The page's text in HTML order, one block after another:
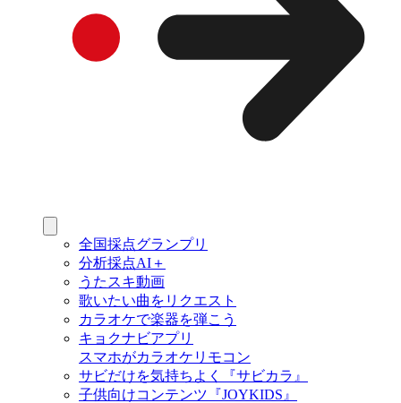
全国採点グランプリ
分析採点AI＋
うたスキ動画
歌いたい曲をリクエスト
カラオケで楽器を弾こう
キョクナビアプリ
スマホがカラオケリモコン
サビだけを気持ちよく『サビカラ』
子供向けコンテンツ『JOYKIDS』